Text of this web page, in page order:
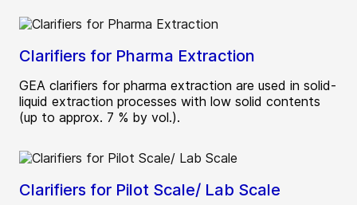
Clarifiers for Pharma Extraction
GEA clarifiers for pharma extraction are used in solid-
liquid extraction processes with low solid contents
(up to approx. 7 % by vol.).
Clarifiers for Pilot Scale/ Lab Scale